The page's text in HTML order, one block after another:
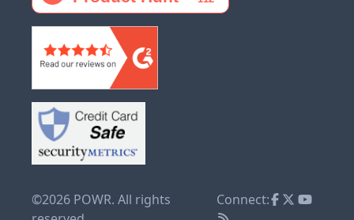
©2026 POWR. All rights
Connect: